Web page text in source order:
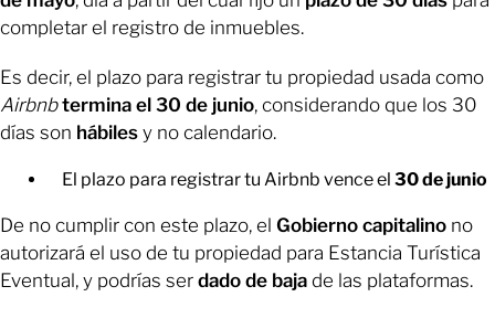
completar el registro de inmuebles.
Es decir, el plazo para registrar tu propiedad usada como
Airbnb termina el 30 de junio, considerando que los 30
días son hábiles y no calendario.
El plazo para registrar tu Airbnb vence el 30 de junio
De no cumplir con este plazo, el Gobierno capitalino no
autorizará el uso de tu propiedad para Estancia Turística
Eventual, y podrías ser dado de baja de las plataformas.